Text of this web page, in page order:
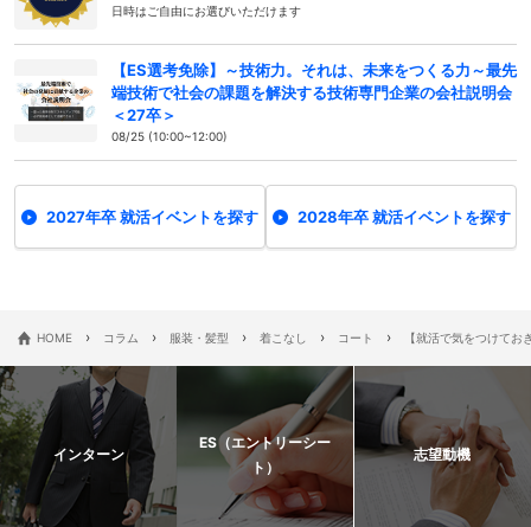
日時はご自由にお選びいただけます
【ES選考免除】～技術力。それは、未来をつくる力～最先
端技術で社会の課題を解決する技術専門企業の会社説明会
＜27卒＞
08/25 (10:00~12:00)
2027年卒 就活イベントを探す 2028年卒 就活イベントを探す
HOME › コラム › 服装・髪型 › 着こなし › コート › 【就活で気をつけて
インターン
ES（エントリーシー
ト）
志望動機